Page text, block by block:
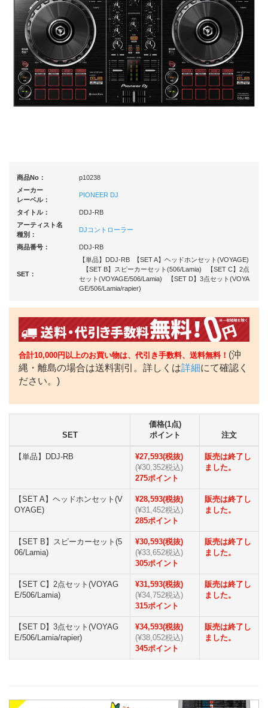
商品No：
p10238
メーカー
レーベル：
PIONEER DJ
タイトル：
DDJ-RB
アーティスト名
種別：
DJコントローラー
商品番号： DDJ-RB
SET：
【単品】DDJ-RB 【SET A】ヘッドホンセット(VOYAGE)
【SET B】スピーカーセット(506/Lamia) 【SET C】2点
セット(VOYAGE/506/Lamia) 【SET D】3点セット(VOYA
GE/506/Lamia/rapier)
合計10,000円以上のお買い物は、代引き手数料、送料無料！ (沖
縄・離島の場合は送料割引。詳しくは詳細にて確認く
ださい。)
SET
価格(1点)
ポイント
注文
【単品】DDJ-RB
¥27,593(税抜)
(¥30,352税込)
275ポイント
販売は終了し
ました。
【SET A】ヘッドホンセット(V
OYAGE)
¥28,593(税抜)
(¥31,452税込)
285ポイント
販売は終了し
ました。
【SET B】スピーカーセット(5
06/Lamia)
¥30,593(税抜)
(¥33,652税込)
305ポイント
販売は終了し
ました。
【SET C】2点セット(VOYAG
E/506/Lamia)
¥31,593(税抜)
(¥34,752税込)
315ポイント
販売は終了し
ました。
【SET D】3点セット(VOYAG
E/506/Lamia/rapier)
¥34,593(税抜)
(¥38,052税込)
345ポイント
販売は終了し
ました。